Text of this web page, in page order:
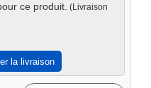
ce produit. (Livraison
la livraison